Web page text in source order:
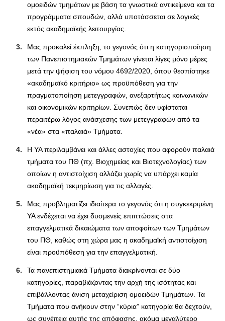
ομοειδών τμημάτων με βάση τα γνωστικά αντικείμενα και τα
προγράμματα σπουδών, αλλά υποτάσσεται σε λογικές
εκτός ακαδημαϊκής λειτουργίας.
Μας προκαλεί έκπληξη, το γεγονός ότι η κατηγοριοποίηση
των Πανεπιστημιακών Τμημάτων γίνεται λίγες μόνο μέρες
μετά την ψήφιση του νόμου 4692/2020, όπου θεσπίστηκε
«ακαδημαϊκό κριτήριο» ως προϋπόθεση για την
πραγματοποίηση μετεγγραφών, ανεξαρτήτως κοινωνικών
και οικονομικών κριτηρίων. Συνεπώς δεν υφίσταται
περαιτέρω λόγος ανάσχεσης των μετεγγραφών από τα
«νέα» στα «παλαιά» Τμήματα.
Η ΥΑ περιλαμβάνει και άλλες αστοχίες που αφορούν παλαιά
τμήματα του ΠΘ (πχ. Βιοχημείας και Βιοτεχνολογίας) των
οποίων η αντιστοίχιση αλλάζει χωρίς να υπάρχει καμία
ακαδημαϊκή τεκμηρίωση για τις αλλαγές.
Μας προβληματίζει ιδιαίτερα το γεγονός ότι η συγκεκριμένη
ΥΑ ενδέχεται να έχει δυσμενείς επιπτώσεις στα
επαγγελματικά δικαιώματα των αποφοίτων των Τμημάτων
του ΠΘ, καθώς στη χώρα μας η ακαδημαϊκή αντιστοίχιση
είναι προϋπόθεση για την επαγγελματική.
Τα πανεπιστημιακά Τμήματα διακρίνονται σε δύο
κατηγορίες, παραβιάζοντας την αρχή της ισότητας και
επιβάλλοντας άνιση μεταχείριση ομοειδών Τμημάτων. Τα
Τμήματα που ανήκουν στην “κύρια” κατηγορία θα δεχτούν,
ως συνέπεια αυτής της απόφασης, ακόμα μεγαλύτερο